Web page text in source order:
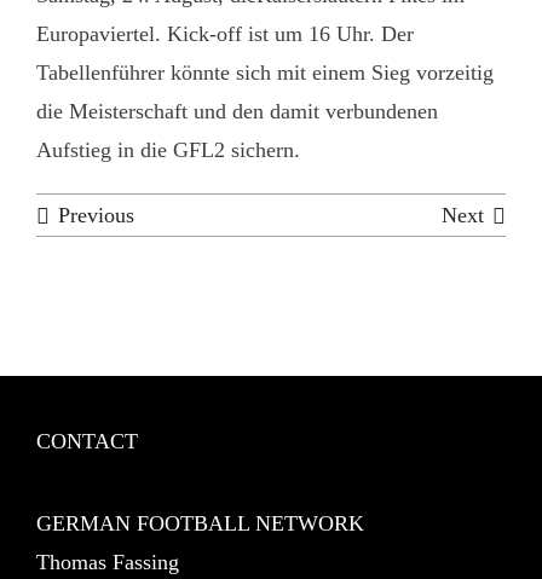
Europaviertel. Kick-off ist um 16 Uhr. Der
Tabellenführer könnte sich mit einem Sieg vorzeitig
die Meisterschaft und den damit verbundenen
Aufstieg in die GFL2 sichern.
Previous Next
CONTACT
GERMAN FOOTBALL NETWORK
Thomas Fassing